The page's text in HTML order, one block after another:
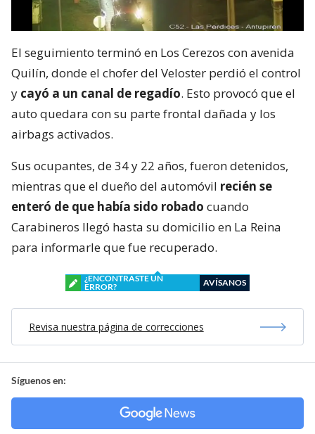
El seguimiento terminó en Los Cerezos con avenida
Quilín, donde el chofer del Veloster perdió el control
y cayó a un canal de regadío. Esto provocó que el
auto quedara con su parte frontal dañada y los
airbags activados.
Sus ocupantes, de 34 y 22 años, fueron detenidos,
mientras que el dueño del automóvil recién se
enteró de que había sido robado cuando
Carabineros llegó hasta su domicilio en La Reina
para informarle que fue recuperado.
¿ENCONTRASTE UN
ERROR?
AVÍSANOS
Revisa nuestra página de correcciones
Síguenos en: